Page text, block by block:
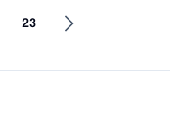
23